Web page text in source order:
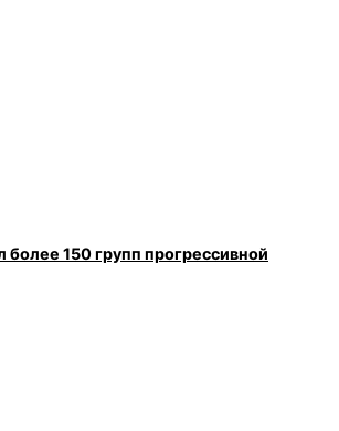
более 150 групп прогрессивной